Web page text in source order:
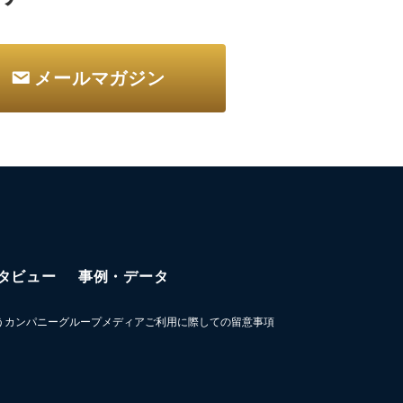
メールマガジン
ビュー 事例・データ
カンパニーグループメディアご利用に際しての留意事項